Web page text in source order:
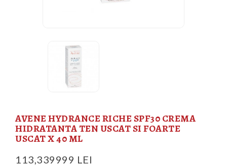
AVENE HYDRANCE RICHE SPF30 CREMA
HIDRATANTA TEN USCAT SI FOARTE
USCAT X 40 ML
113,339999 LEI